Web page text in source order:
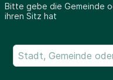
Bitte gebe die Gemeinde
ihren Sitz hat